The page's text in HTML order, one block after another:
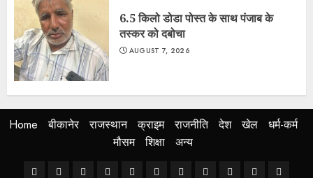
6.5 किलो डोडा पोस्त के साथ पंजाब के
तस्कर को दबोचा
AUGUST 7, 2026
Home बीकानेर राजस्थान क्राइम राजनीति देश खेल
धर्म-कर्म
मौसम
शिक्षा अन्य
Homeबीकानेरराजस्थानक्राइमराजनीतिदेश खेल धर्म- मौसम शिक्षा अन्य